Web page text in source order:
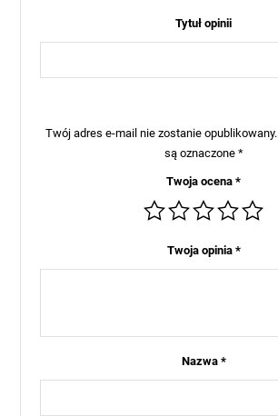
Tytuł opinii
Twój adres e-mail nie zostanie opublikowany.
są oznaczone *
Twoja ocena *
Twoja opinia *
Nazwa *